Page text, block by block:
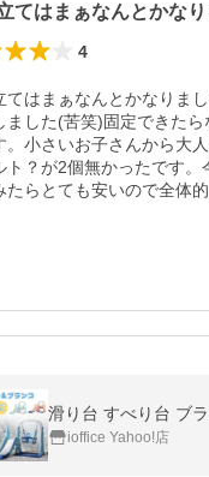
てはまぁなんとかな
4
てはまぁなんとかなりま
ました(苦笑)固定できた
。小さいお子さんから大
ト？が2個無かったです
たらとても安いので全体
滑り台 すべり台 ブ
ioffice Yahoo!店